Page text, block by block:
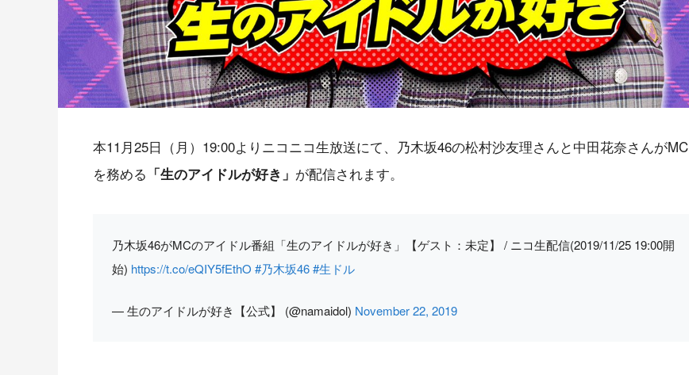
本11月25日（月）19:00よりニコニコ生放送にて、乃木坂46の松村沙友理さんと中田花奈さんがMC
を務める 「生のアイドルが好き」 が配信されます。
乃木坂46がMCのアイドル番組「生のアイドルが好き」【ゲスト：未定】 / ニコ生配信(2019/11/25 19:00開
始) https://t.co/eQIY5fEthO #乃木坂46#生ドル
— 生のアイドルが好き【公式】 (@namaidol) November 22, 2019